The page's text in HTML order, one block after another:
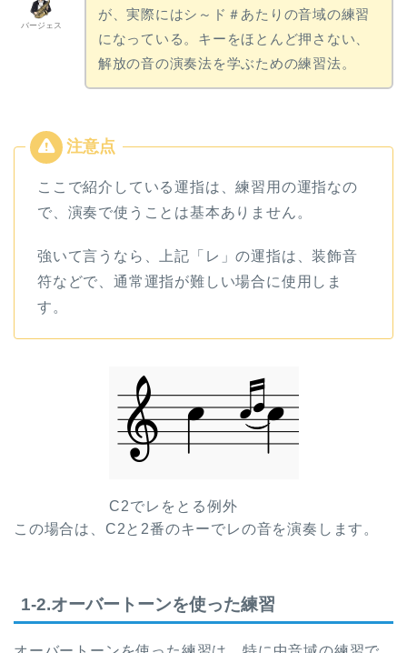
バージェス
が、実際にはシ～ド＃あたりの音域の練習
になっている。キーをほとんど押さない、
解放の音の演奏法を学ぶための練習法。
ここで紹介している運指は、練習用の運指なの
で、演奏で使うことは基本ありません。
強いて言うなら、上記「レ」の運指は、装飾音
符などで、通常運指が難しい場合に使用しま
す。
C2でレをとる例外
この場合は、C2と2番のキーでレの音を演奏します。
1-2.オーバートーンを使った練習